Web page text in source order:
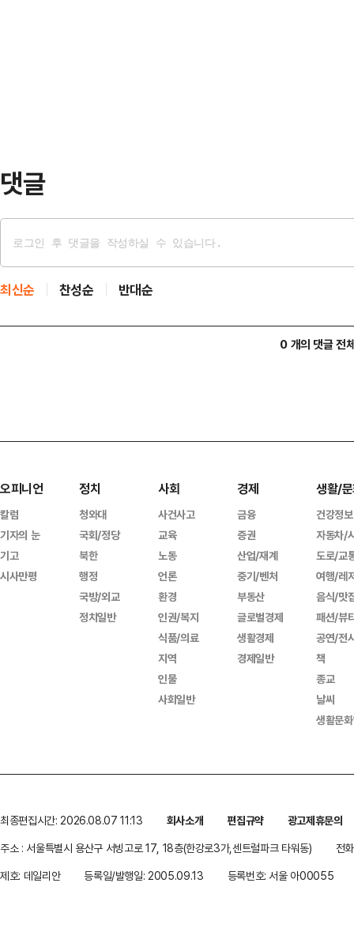
댓글
최신순 찬성순 반대순
0 개의 댓글 전
오피니언
칼럼
기자의 눈
기고
시사만평
정치
청와대
국회/정당
북한
행정
국방/외교
정치일반
사회
사건사고
교육
노동
언론
환경
인권/복지
식품/의료
지역
인물
사회일반
경제
금융
증권
산업/재계
중기/벤처
부동산
글로벌경제
생활경제
경제일반
생활/
건강정보
자동차/
도로/교
여행/레
음식/맛
패션/뷰
공연/전
책
종교
날씨
생활문
최종편집시간: 2026.08.07 11:13 회사소개 편집규약
광고제휴문의
주소 : 서울특별시 용산구 서빙고로 17, 18층(한강로3가,센트럴파크 타워동)
전
제호: 데일리안
등록일/발행일: 2005.09.13 등록번호: 서울 아00055